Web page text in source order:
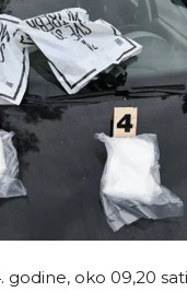
godine, oko 09,20